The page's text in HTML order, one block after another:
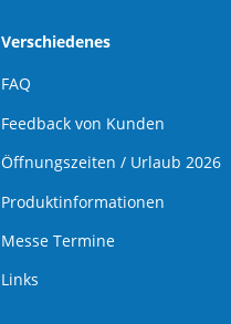
Verschiedenes
FAQ
Feedback von Kunden
Öffnungszeiten / Urlaub 2026
Produktinformationen
Messe Termine
Links